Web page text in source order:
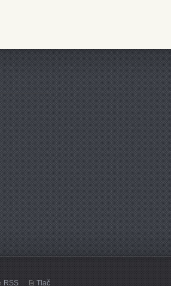
RSS Tlač